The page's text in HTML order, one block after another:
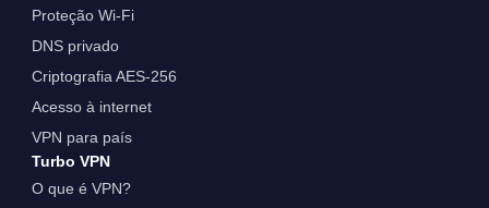
Proteção Wi-Fi
DNS privado
Criptografia AES-256
Acesso à internet
VPN para país
Turbo VPN
O que é VPN?